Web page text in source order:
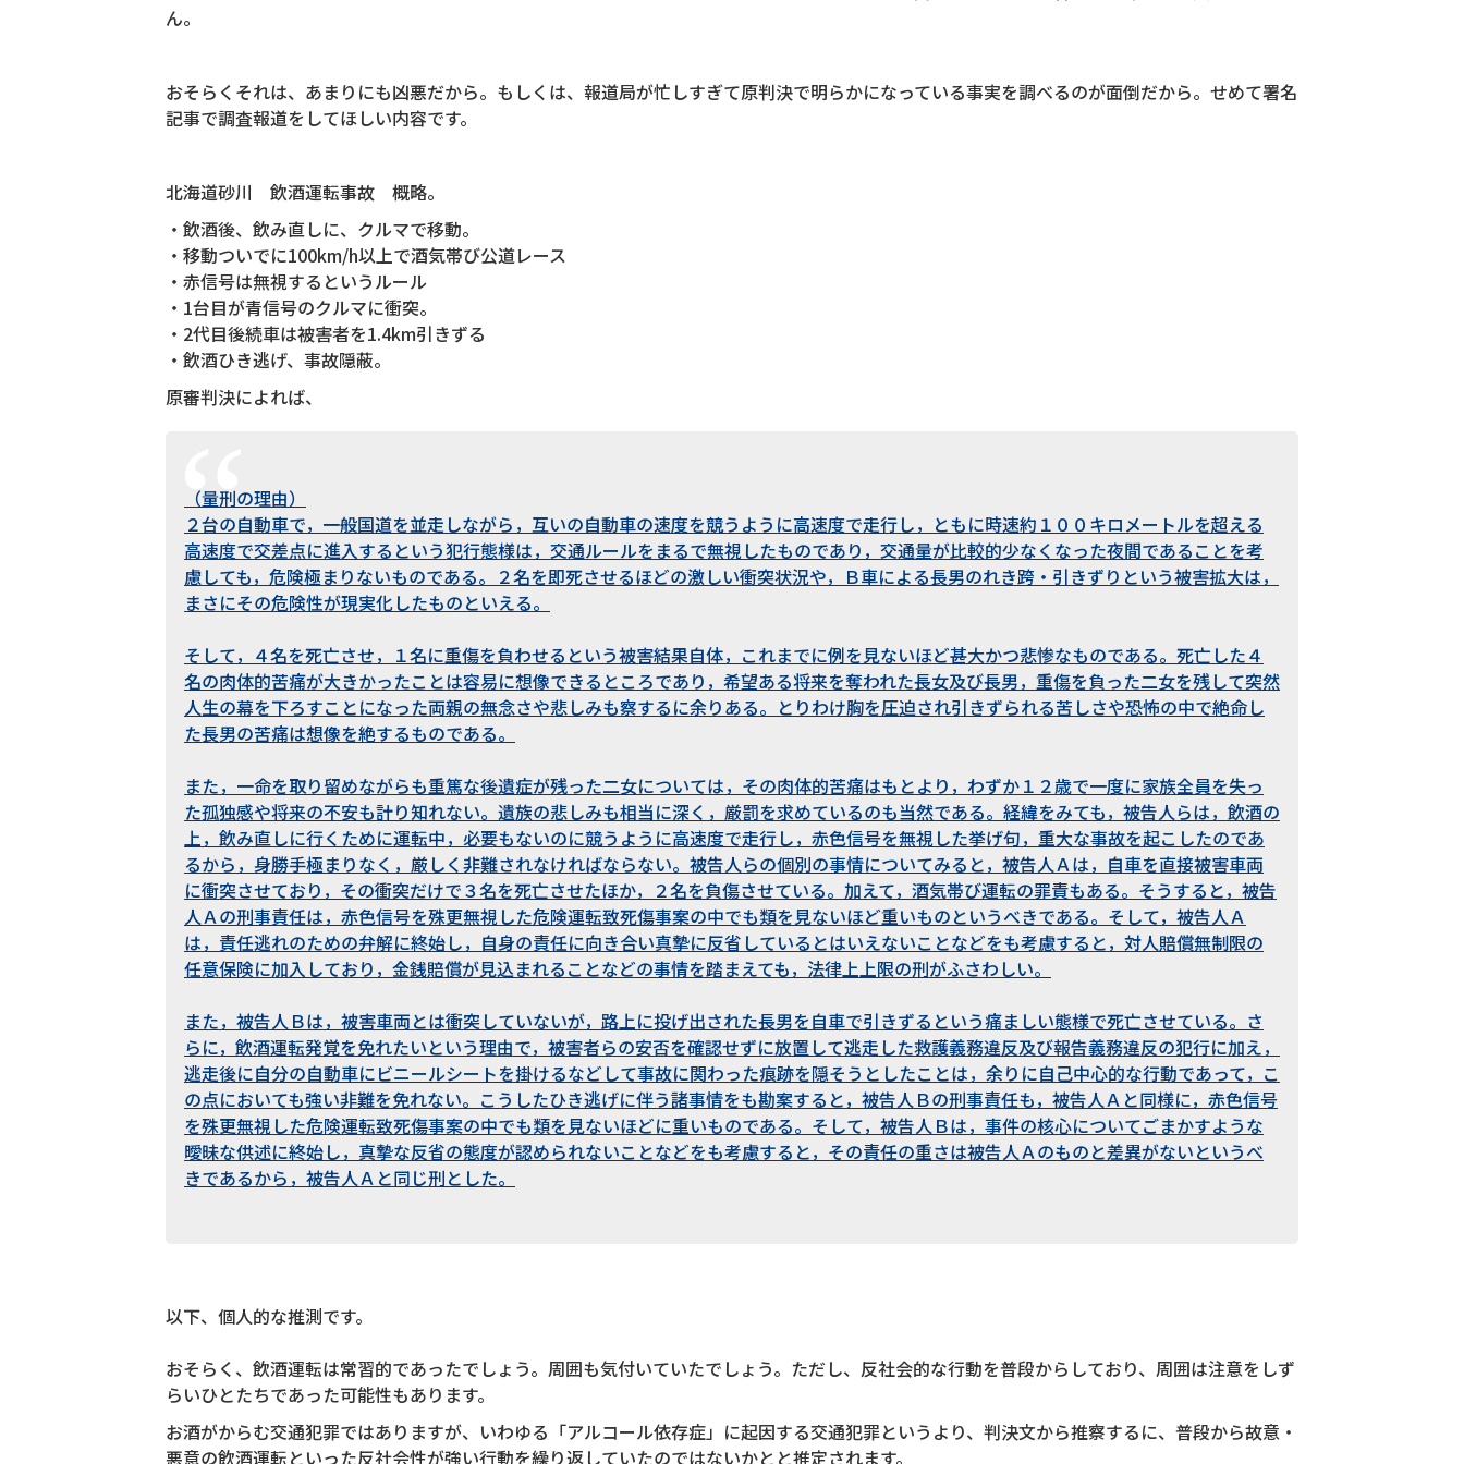
ん。
おそらくそれは、あまりにも凶悪だから。もしくは、報道局が忙しすぎて原判決で明らかになっている事実を調べるのが面倒だから。せめて署名
記事で調査報道をしてほしい内容です。
北海道砂川 飲酒運転事故 概略。
・飲酒後、飲み直しに、クルマで移動。
・移動ついでに100km/h以上で酒気帯び公道レース
・赤信号は無視するというルール
・1台目が青信号のクルマに衝突。
・2代目後続車は被害者を1.4km引きずる
・飲酒ひき逃げ、事故隠蔽。
原審判決によれば、
（量刑の理由）
２台の自動車で，一般国道を並走しながら，互いの自動車の速度を競うように高速度で走行し，ともに時速約１００キロメートルを超える
高速度で交差点に進入するという犯行態様は，交通ルールをまるで無視したものであり，交通量が比較的少なくなった夜間であることを考
慮しても，危険極まりないものである。２名を即死させるほどの激しい衝突状況や，Ｂ車による長男のれき跨・引きずりという被害拡大は，
まさにその危険性が現実化したものといえる。
そして，４名を死亡させ，１名に重傷を負わせるという被害結果自体，これまでに例を見ないほど甚大かつ悲惨なものである。死亡した４
名の肉体的苦痛が大きかったことは容易に想像できるところであり，希望ある将来を奪われた長女及び長男，重傷を負った二女を残して突然
人生の幕を下ろすことになった両親の無念さや悲しみも察するに余りある。とりわけ胸を圧迫され引きずられる苦しさや恐怖の中で絶命し
た長男の苦痛は想像を絶するものである。
また，一命を取り留めながらも重篤な後遺症が残った二女については，その肉体的苦痛はもとより，わずか１２歳で一度に家族全員を失っ
た孤独感や将来の不安も計り知れない。遺族の悲しみも相当に深く，厳罰を求めているのも当然である。経緯をみても，被告人らは，飲酒の
上，飲み直しに行くために運転中，必要もないのに競うように高速度で走行し，赤色信号を無視した挙げ句，重大な事故を起こしたのであ
るから，身勝手極まりなく，厳しく非難されなければならない。被告人らの個別の事情についてみると，被告人Ａは，自車を直接被害車両
に衝突させており，その衝突だけで３名を死亡させたほか，２名を負傷させている。加えて，酒気帯び運転の罪責もある。そうすると，被告
人Ａの刑事責任は，赤色信号を殊更無視した危険運転致死傷事案の中でも類を見ないほど重いものというべきである。そして，被告人Ａ
は，責任逃れのための弁解に終始し，自身の責任に向き合い真摯に反省しているとはいえないことなどをも考慮すると，対人賠償無制限の
任意保険に加入しており，金銭賠償が見込まれることなどの事情を踏まえても，法律上上限の刑がふさわしい。
また，被告人Ｂは，被害車両とは衝突していないが，路上に投げ出された長男を自車で引きずるという痛ましい態様で死亡させている。さ
らに，飲酒運転発覚を免れたいという理由で，被害者らの安否を確認せずに放置して逃走した救護義務違反及び報告義務違反の犯行に加え，
逃走後に自分の自動車にビニールシートを掛けるなどして事故に関わった痕跡を隠そうとしたことは，余りに自己中心的な行動であって，こ
の点においても強い非難を免れない。こうしたひき逃げに伴う諸事情をも勘案すると，被告人Ｂの刑事責任も，被告人Ａと同様に，赤色信号
を殊更無視した危険運転致死傷事案の中でも類を見ないほどに重いものである。そして，被告人Ｂは，事件の核心についてごまかすような
曖昧な供述に終始し，真摯な反省の態度が認められないことなどをも考慮すると，その責任の重さは被告人Ａのものと差異がないというべ
きであるから，被告人Ａと同じ刑とした。
以下、個人的な推測です。
おそらく、飲酒運転は常習的であったでしょう。周囲も気付いていたでしょう。ただし、反社会的な行動を普段からしており、周囲は注意をしず
らいひとたちであった可能性もあります。
お酒がからむ交通犯罪ではありますが、いわゆる「アルコール依存症」に起因する交通犯罪というより、判決文から推察するに、普段から故意・
悪意の飲酒運転といった反社会性が強い行動を繰り返していたのではないかとと推定されます。